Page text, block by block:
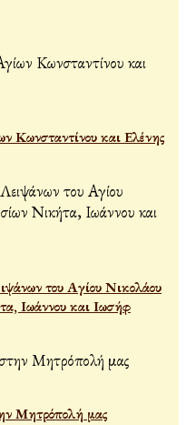
Κωνσταντίνου και Ελένης
του Αγίου Νικολάου
Ιωάννου και Ιωσήφ
Μητρόπολή μας